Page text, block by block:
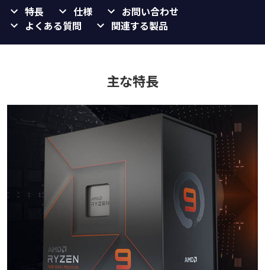
特長 仕様
お問い合わせ
よくある質問
関連する製品
主な特長